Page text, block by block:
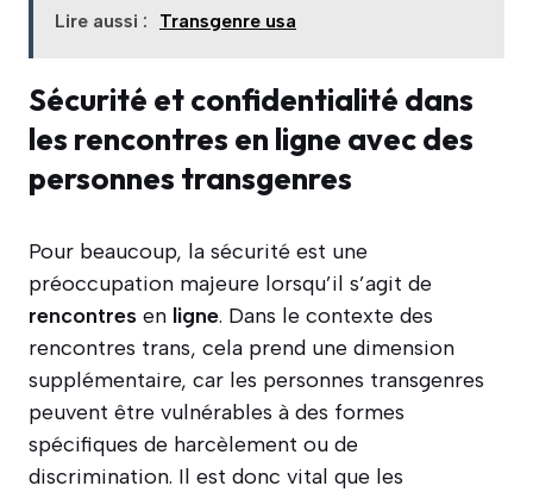
Lire aussi : Transgenre usa
Sécurité et confidentialité dans
les rencontres en ligne avec des
personnes transgenres
Pour beaucoup, la sécurité est une
préoccupation majeure lorsqu’il s’agit de
rencontres en ligne. Dans le contexte des
rencontres trans, cela prend une dimension
supplémentaire, car les personnes transgenres
peuvent être vulnérables à des formes
spécifiques de harcèlement ou de
discrimination. Il est donc vital que les